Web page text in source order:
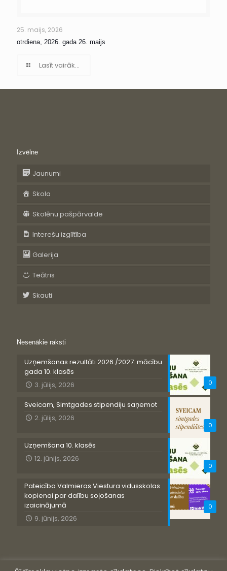
25. maijs, 2026
otrdiena, 2026. gada 26. maijs
Lasīt vairāk...
Izvēlne
Jaunumi
Skola
Skolēnu pašpārvalde
Interešu izglītība
Galerija
Teātris
Skauti
Nesenākie raksti
0
Uzņemšanas rezultāti 2026./2027. mācību
gada 10. klasēs
3. jūlijs, 2026
0
Sveicam, Simtgades stipendiju saņemot
2. jūlijs, 2026
0
Uzņemšana 10. klasēs
12. jūnijs, 2026
0
Pateicība Valmieras Viestura vidusskolas
kopienai par dalību soļošanas
izaicinājumā
9. jūnijs, 2026